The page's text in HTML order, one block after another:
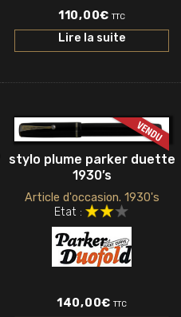
110,00€ TTC
Lire la suite
stylo plume parker duette
1930’s
Article d'occasion. 1930's
Etat :
140,00€ TTC